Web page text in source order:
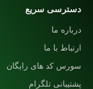
دسترسی سریع
درباره ما
ارتباط با ما
سورس کد های رایگان
پشتیبانی تلگرام